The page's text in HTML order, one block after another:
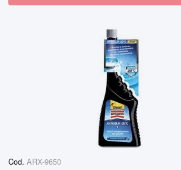
Cod. ARX-9650